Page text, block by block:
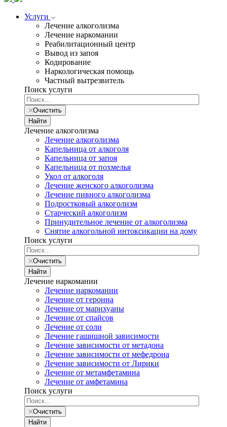
Услуги
Лечение алкоголизма
Лечение наркомании
Реабилитационный центр
Вывод из запоя
Кодирование
Наркологическая помощь
Частный вытрезвитель
Поиск услуги
Очистить
Найти
Лечение алкоголизма
Лечение алкоголизма
Капельница от алкоголя
Капельница от запоя
Капельница от похмелья
Укол от алкоголя
Лечение женского алкоголизма
Лечение пивного алкоголизма
Подростковый алкоголизм
Старческий алкоголизм
Принудительное лечение от алкоголизма
Снятие алкогольной интоксикации на дому
Поиск услуги
Очистить
Найти
Лечение наркомании
Лечение наркомании
Лечение от героина
Лечение от марихуаны
Лечение от спайсов
Лечение от соли
Лечение гашишной зависимости
Лечение зависимости от метадона
Лечение зависимости от мефедрона
Лечение зависимости от Лирики
Лечение от метамфетамина
Лечение от амфетамина
Поиск услуги
Очистить
Найти